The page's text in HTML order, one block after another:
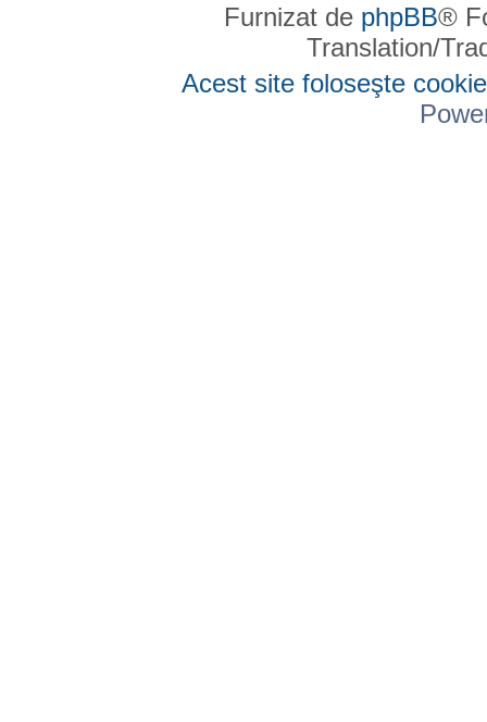
Furnizat de phpBB®
Translation/
Acest site foloseşte